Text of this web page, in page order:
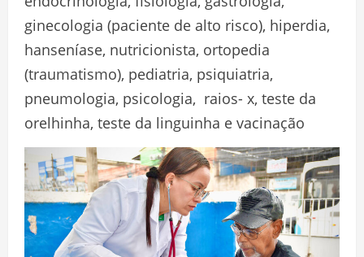
ginecologia (paciente de alto risco), hiperdia,
hanseníase, nutricionista, ortopedia
(traumatismo), pediatria, psiquiatria,
pneumologia, psicologia, raios- x, teste da
orelhinha, teste da linguinha e vacinação